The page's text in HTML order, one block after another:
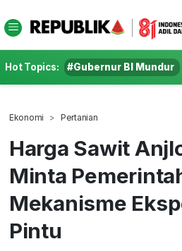
Hot Topics: #Gubernur BI Mundur
Ekonomi Pertanian
Harga Sawit
Minta
Mekanisme
Pintu